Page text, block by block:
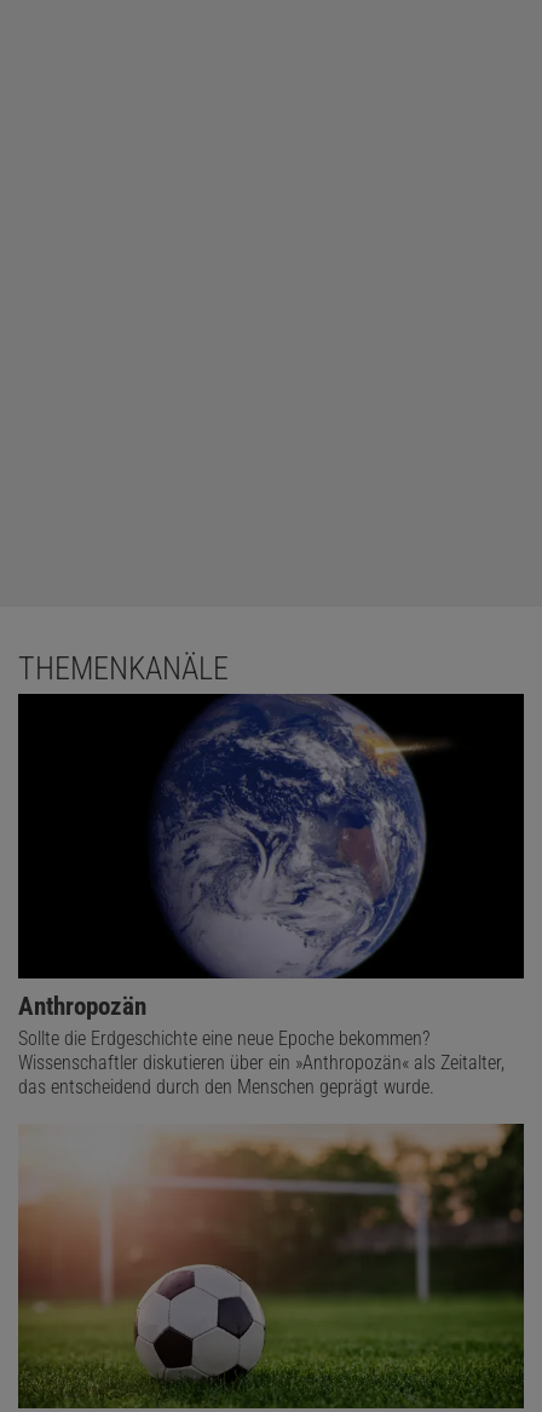
THEMENKANÄLE
Anthropozän
Sollte die Erdgeschichte eine neue Epoche bekommen?
Wissenschaftler diskutieren über ein »Anthropozän« als Zeitalter,
das entscheidend durch den Menschen geprägt wurde.